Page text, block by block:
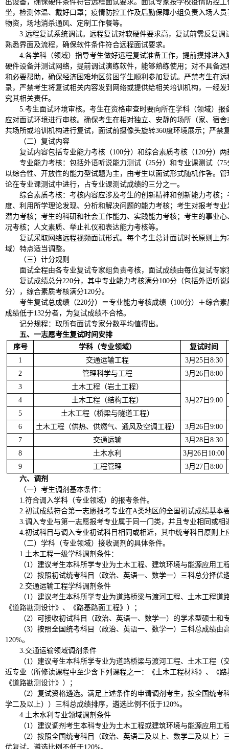
出设备，确保硬件条件符合远程面试要求。面试专家按学校疫情防控
坐，检测体温、戴好口罩；疫情防控工作及后勤保障小组负责入场人
物资，场地消杀通风、定制工作餐等。
3.远程复试系统调试。远程复试对软硬件要求高，复试前需反复
熟悉界面及流程，确保软件条件符合远程面试要求。
4.各学科（领域）指导考生做好远程复试准备工作，提前摸排进
硬件设备并测试网络，提前调试演练软件，能够熟练使用；对不具备
和必要帮助，确保经济困难地区贫困学生顺利参加复试。严禁考生在
录，严禁考生将复试相关内容发到网络或提供给相关培训机构，一经
究其相关责任。
5.考生面试环境审核。考生在资格审查时要向所在学科（领域）
应对面试环境进行审核。确保考生在相对独立、安静的场所（家、宿
共场所或培训机构进行复试，面试前摄像头旋转360度环境展示；严禁
（二）复试内容
复试内容包括专业能力考核（100分）和综合素质考核（120分）两
专业能力考核：包括外语听说能力测试（25分）和专业课测试（
以综合性、开放性的能力型试题为主，由考生以面试形式随机作答。
论在专业课测试中进行，占专业课测试成绩的三分之一。
综合素质考核：考核内容应涉及考生的创新精神和创新能力考核
度、利用所学理论发现、分析和解决问题的能力考核；考生对报考专
潜力考核；考生的科研和社会工作能力、实践能力考核；考生的事业
况考核；人文素质、举止礼仪和表达能力考核等。
复试采取网络远程视频面试形式。每个考生总计面试时长原则上
域）特点适当调整。
（三）计分规则
面试全程由各专业复试专家组负责考核，面试成绩由每位复试专家
复试成绩总分220分，其中专业能力考核满分100分（包括外语听
分），综合素质考核满分120分。
考生复试总成绩（220分）＝专业能力考核成绩（100分）＋综合
成绩低于132分者，为复试成绩不合格。
记分规程：取所有面试专家分数平均值得出。
五、一志愿考生复试时间安排
序号
学科（专业领域）
复试时间
1
交通运输工程
3月25日8:30
2
管理科学与工程
3月26日8:00
3
土木工程（岩土工程）
3月27日9:00
4
土木工程（结构工程）
5
土木工程（桥梁与隧道工程）
6
土木工程（供热、供燃气、通风及空调工程）
3月26日9:00
7
交通运输
3月28日8:30
8
土木水利
3月26日10:00
9
工程管理
3月27日8:00
六、调剂
（一）考生调剂基本条件：
1.符合调入学科（专业领域）的报考条件。
2.初试成绩符合第一志愿报考专业在A类地区的全国初试成绩基本
3.调入专业与第一志愿报考专业属于同一门类，并且专业相同或相
4.初试科目与调入专业初试科目相同或相近，其中统考科目原则上
（二）学科（专业领域）接收调剂的具体条件。
1.土木工程一级学科调剂条件：
（1）建议考生本科所学专业为土木工程、建筑环境与能源应用工
（2）按照初试统考科目（政治、英语一、数学一）三科总分择优
2.交通运输工程学科调剂条件
（1）建议考生本科所学专业为道路桥梁与渡河工程、土木工程道
《道路勘测设计》、《路基路面工程》）；
（2）可接收初试科目（政治、英语一、数学一）的学术型硕士和
（3）按照全国统考科目（政治、英语一、数学一）三科总成绩由
120%。
3.交通运输领域调剂条件
（1）建议考生本科所学专业为道路桥梁与渡河工程、土木工程（
近专业（所修读课程中至少含下列课程之一：《土木工程材料》、《
《道路勘测设计》）；
（2）复试资格遴选。满足上述条件的申请调剂考生，按全国统考
学二及以上））三科总成绩排序，遴选比例不低于120%。
4.土木水利专业领域调剂条件
（1）建议调剂考生本科专业为土木工程或建筑环境与能源应用工
（2）按照全国统考科目（政治、英语二及以上、数学二及以上）
优复试。遴选比例不低于120%。